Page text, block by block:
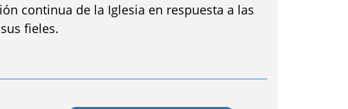
continua de la Iglesia en respuesta a las
fieles.